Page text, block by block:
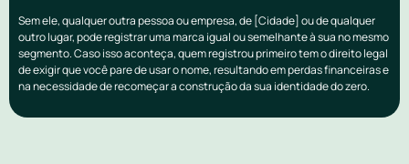
Sem ele, qualquer outra pessoa ou empresa, de [Cidade] ou de qualquer
outro lugar, pode registrar uma marca igual ou semelhante à sua no mesmo
segmento. Caso isso aconteça, quem registrou primeiro tem o direito legal
de exigir que você pare de usar o nome, resultando em perdas financeiras e
na necessidade de recomeçar a construção da sua identidade do zero.